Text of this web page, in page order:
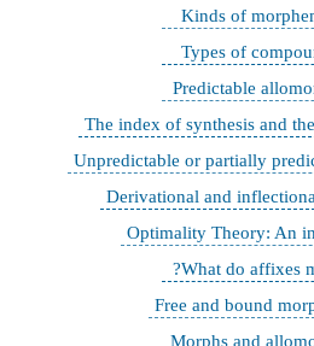
Kinds of
Types of
Predictable
The index of synthesis and
Unpredictable or partially
Derivational and
Optimality Theory: An
What do affixes
Free and bound
Morphs and